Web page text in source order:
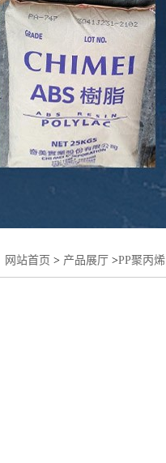
网站首页 > 产品展厅 >PP聚丙烯